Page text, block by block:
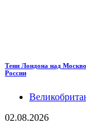
Тени Лондона над
России
02.08.2026